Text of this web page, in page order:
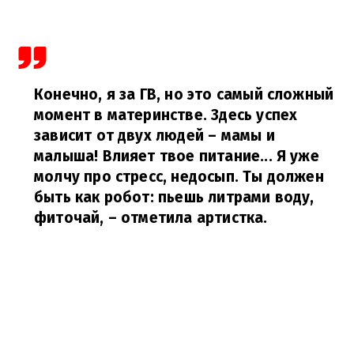
Конечно, я за ГВ, но это самый сложный
момент в материнстве. Здесь успех
зависит от двух людей – мамы и
малыша! Влияет твое питание... Я уже
молчу про стресс, недосып. Ты должен
быть как робот: пьешь литрами воду,
фиточай, – отметила артистка.